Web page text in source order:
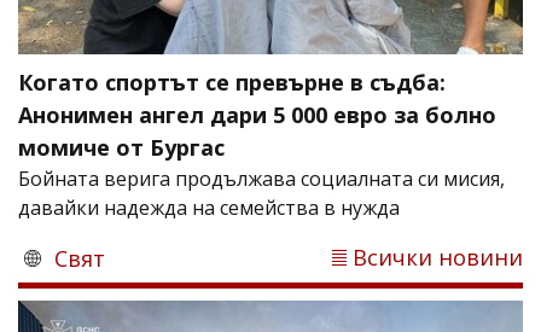
Когато спортът се превърне в съдба:
Анонимен ангел дари 5 000 евро за болно
момиче от Бургас
Бойната верига продължава социалната си мисия,
давайки надежда на семейства в нужда
Свят Всички новини